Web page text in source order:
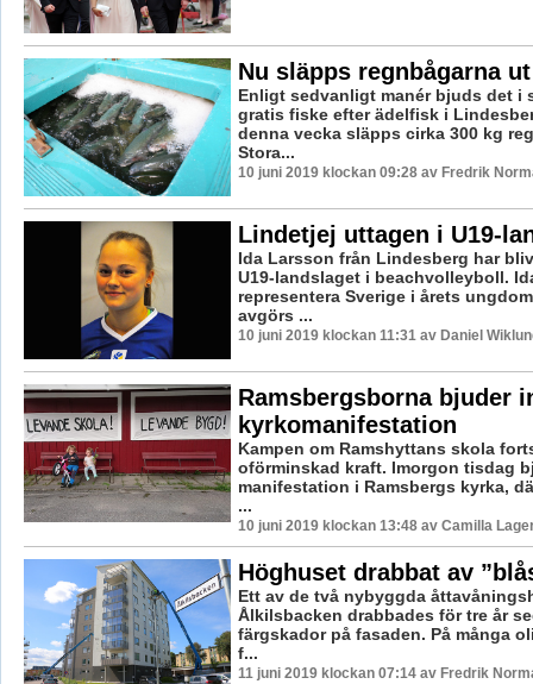
Nu släpps regnbågarna
Enligt sedvanligt manér bjuds det i
gratis fiske efter ädelfisk i
denna vecka släpps cirka 300 kg
Stora...
10 juni 2019 klockan 09:28 av Fredrik
Lindetjej uttagen i U19-
Ida Larsson från Lindesberg har
U19-landslaget i beachvolleyboll.
representera Sverige i årets
avgörs ...
10 juni 2019 klockan 11:31 av Daniel
Ramsbergsborna bjuder
kyrkomanifestation
Kampen om Ramshyttans skola
oförminskad kraft. Imorgon tisdag
manifestation i Ramsbergs kyrka,
...
10 juni 2019 klockan 13:48 av Camilla
Höghuset drabbat av
Ett av de två nybyggda
Ålkilsbacken drabbades för tre år
färgskador på fasaden. På många
f...
11 juni 2019 klockan 07:14 av Fredrik